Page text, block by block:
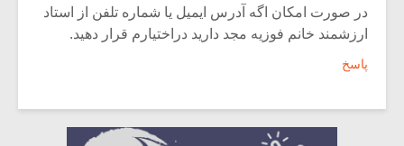
در صورت امکان اگه آدرس ایمیل یا شماره تلفن از استاد
ارزشمند خانم فوزیه مجد دارید دراختیارم قرار دهید.
پاسخ